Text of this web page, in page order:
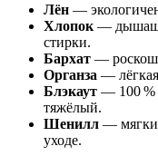
Лён —
Хлопок —
стирки.
Бархат —
Органза —
Блэкаут — 100 %
тяжёлый.
Шенилл —
уходе.